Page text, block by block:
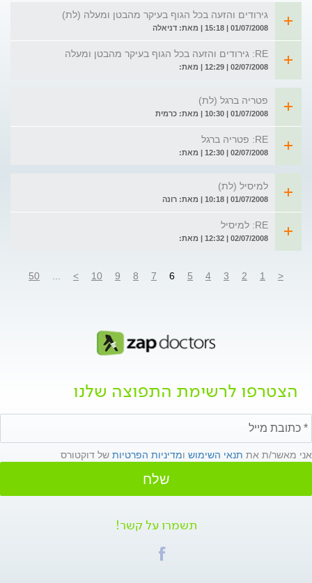
גירודים והזעה בכל הגוף בעיקר מהבטן ומעלה (לת)
01/07/2008 | 15:18 | מאת: דניאלה
RE: גירודים והזעה בכל הגוף בעיקר מהבטן ומעלה
02/07/2008 | 12:29 | מאת:
פטריה ברגל (לת)
01/07/2008 | 10:30 | מאת: כרמית
RE: פטריה ברגל
02/07/2008 | 12:30 | מאת:
למיסיל (לת)
01/07/2008 | 10:18 | מאת: רונה
RE: למיסיל
02/07/2008 | 12:32 | מאת:
<
1
2
3
4
5
6
7
8
9
10
>
50
הצטרפו לרשימת התפוצה שלנו
אני מאשר/ת את תנאי השימוש ומדיניות הפרטיות של דוקטורס
שלח
תשמרו על קשר!